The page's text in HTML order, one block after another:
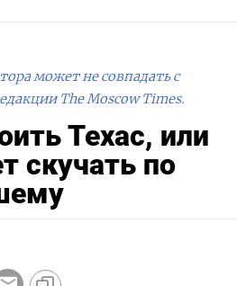
может не совпадать с
The Moscow Times.
Техас, или
скучать по